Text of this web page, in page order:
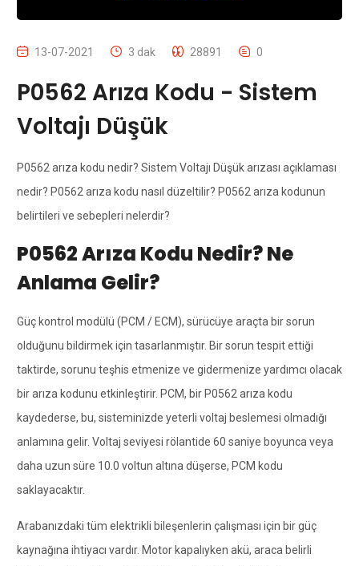
13-07-2021 3 dak 28891 0
P0562 Arıza Kodu - Sistem
Voltajı Düşük
P0562 arıza kodu nedir? Sistem Voltajı Düşük arızası açıklaması
nedir? P0562 arıza kodu nasıl düzeltilir? P0562 arıza kodunun
belirtileri ve sebepleri nelerdir?
P0562 Arıza Kodu Nedir? Ne
Anlama Gelir?
Güç kontrol modülü (PCM / ECM), sürücüye araçta bir sorun
olduğunu bildirmek için tasarlanmıştır. Bir sorun tespit ettiği
taktirde, sorunu teşhis etmenize ve gidermenize yardımcı olacak
bir arıza kodunu etkinleştirir. PCM, bir P0562 arıza kodu
kaydederse, bu, sisteminizde yeterli voltaj beslemesi olmadığı
anlamına gelir. Voltaj seviyesi rölantide 60 saniye boyunca veya
daha uzun süre 10.0 voltun altına düşerse, PCM kodu
saklayacaktır.
Arabanızdaki tüm elektrikli bileşenlerin çalışması için bir güç
kaynağına ihtiyacı vardır. Motor kapalıyken akü, araca belirli